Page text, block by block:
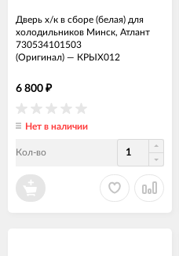
Дверь х/к в сборе (белая) для
холодильников Минск, Атлант
730534101503
(Оригинал) — КРЫХ012
6 800 ₽
Нет в наличии
Кол-во